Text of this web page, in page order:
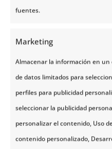
fuentes.
Marketing
Almacenar la información en un
de datos limitados para
perfiles para publicidad
seleccionar la publicidad
personalizar el contenido, Uso
contenido personalizado,
Día 7 | Karasjok -
Día 8 | Honningsvåg -
Día 9 | Alta - Alpes de
Día 10 | Alpes de
Día 11 | Tromsø -